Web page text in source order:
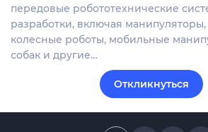
передовые робототехнические
разработки, включая
колесные роботы, мобильные
собак и другие…
Откликнуться